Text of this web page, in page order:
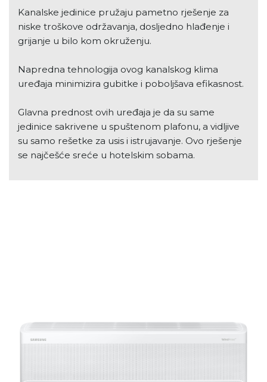
Kanalske jedinice pružaju pametno rješenje za
niske troškove održavanja, dosljedno hlađenje i
grijanje u bilo kom okruženju.
Napredna tehnologija ovog kanalskog klima
uređaja minimizira gubitke i poboljšava efikasnost.
Glavna prednost ovih uređaja je da su same
jedinice sakrivene u spuštenom plafonu, a vidljive
su samo rešetke za usis i istrujavanje. Ovo rješenje
se najčešće sreće u hotelskim sobama.